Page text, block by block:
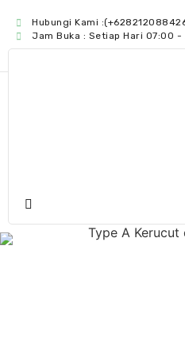
Hubungi Kami
Jam Buka : Setiap Hari 07:00 -